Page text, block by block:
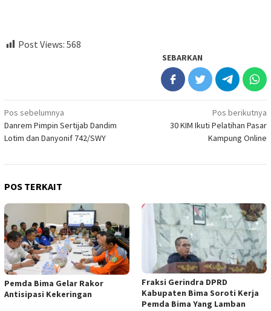
Post Views: 568
SEBARKAN
Navigasi
pos
Pos sebelumnya
Danrem Pimpin Sertijab Dandim
Lotim dan Danyonif 742/SWY
Pos berikutnya
30 KIM Ikuti Pelatihan Pasar
Kampung Online
POS TERKAIT
Pemda Bima Gelar Rakor
Antisipasi Kekeringan
Fraksi Gerindra DPRD
Kabupaten Bima Soroti Kerja
Pemda Bima Yang Lamban